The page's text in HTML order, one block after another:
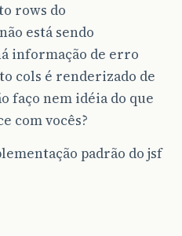
rows do
está sendo
informação de erro
cols é renderizado de
faço nem idéia do que
com vocês?
padrão do jsf